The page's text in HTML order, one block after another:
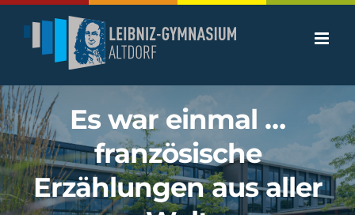
Inhalt
Es war einmal …
französische
Erzählungen aus aller